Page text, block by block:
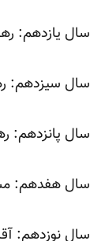
سال یازدهم:
سال سیزدهم:
سال پانزدهم:
سال هفدهم:
سال نوزدهم: